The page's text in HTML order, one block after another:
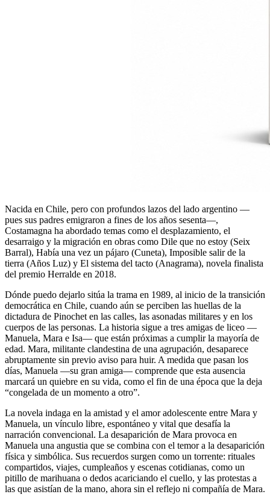
Nacida en Chile, pero con profundos lazos del lado argentino —
pues sus padres emigraron a fines de los años sesenta—,
Costamagna ha abordado temas como el desplazamiento, el
desarraigo y la migración en obras como Dile que no estoy (Seix
Barral), Había una vez un pájaro (Cuneta), Imposible salir de la
tierra (Años Luz) y El sistema del tacto (Anagrama), novela finalista
del premio Herralde en 2018.
Dónde puedo dejarlo sitúa la trama en 1989, al inicio de la transición
democrática en Chile, cuando aún se perciben las huellas de la
dictadura de Pinochet en las calles, las asonadas militares y en los
cuerpos de las personas. La historia sigue a tres amigas de liceo —
Manuela, Mara e Isa— que están próximas a cumplir la mayoría de
edad. Mara, militante clandestina de una agrupación, desaparece
abruptamente sin previo aviso para huir. A medida que pasan los
días, Manuela —su gran amiga— comprende que esta ausencia
marcará un quiebre en su vida, como el fin de una época que la deja
“congelada de un momento a otro”.
La novela indaga en la amistad y el amor adolescente entre Mara y
Manuela, un vínculo libre, espontáneo y vital que desafía la
narración convencional. La desaparición de Mara provoca en
Manuela una angustia que se combina con el temor a la desaparición
física y simbólica. Sus recuerdos surgen como un torrente: rituales
compartidos, viajes, cumpleaños y escenas cotidianas, como un
pitillo de marihuana o dedos acariciando el cuello, y las protestas a
las que asistían de la mano, ahora sin el reflejo ni compañía de Mara.